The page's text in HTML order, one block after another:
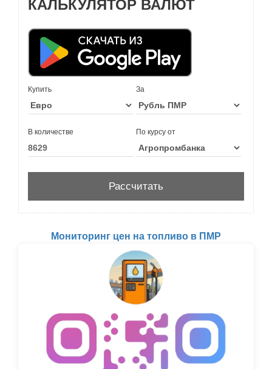
КАЛЬКУЛЯТОР ВАЛЮТ
Купить За
В количестве По курсу от
Мониторинг цен на топливо в ПМР